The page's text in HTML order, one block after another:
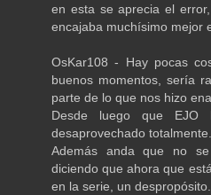
en esta se aprecia el
encajaba muchísimo mejor
OsKar108 - Hay pocas
buenos momentos, sería
parte de lo que nos hizo
Desde luego que EJO
desaprovechado totalmente.
Además anda que no
diciendo que ahora que
en la serie, un despropósito.